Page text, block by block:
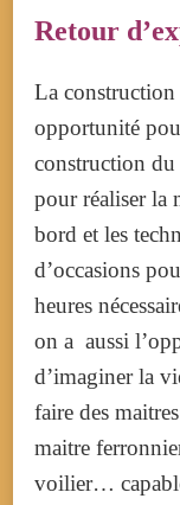
Retour
La construction
opportunité
construction du
pour réaliser la
bord et les
d’occasions
heures
on a aussi
d’imaginer la
faire des
maitre
voilier…